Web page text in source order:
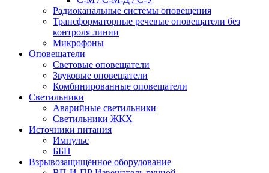
Радиоканальные системы оповещения
Трансформаторные речевые оповещатели без
контроля линии
Микрофоны
Оповещатели
Световые оповещатели
Звуковые оповещатели
Комбинированные оповещатели
Светильники
Аварийные светильники
Светильники ЖКХ
Источники питания
Импульс
ББП
Взрывозащищённое оборудование